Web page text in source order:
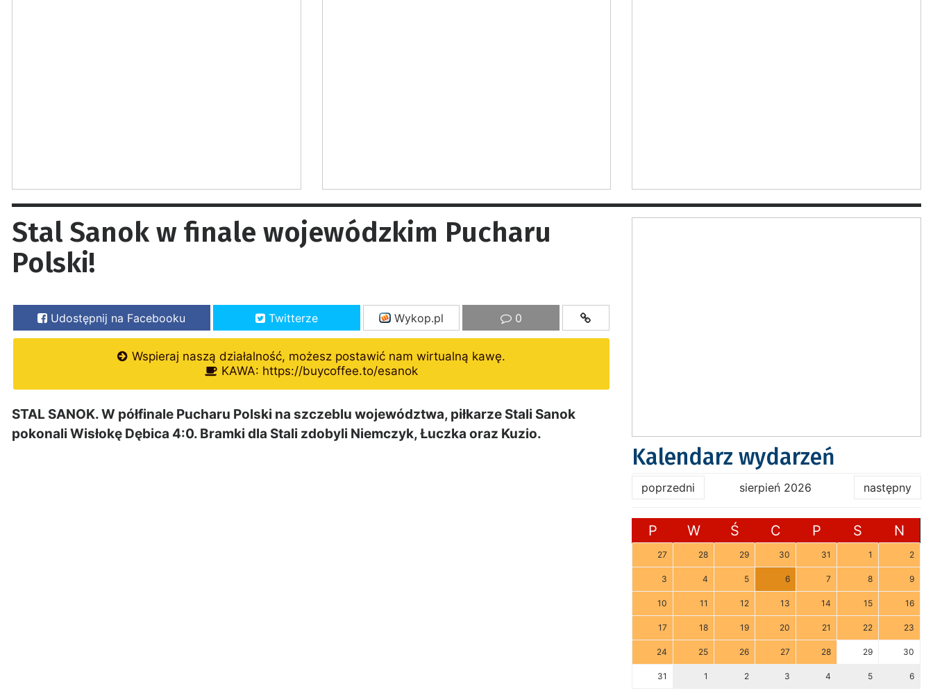
Stal Sanok w finale wojewódzkim Pucharu
Polski!
Udostępnij na Facebooku Twitterze Wykop.pl 0
Wspieraj naszą działalność, możesz postawić nam wirtualną kawę.
KAWA: https://buycoffee.to/esanok
STAL SANOK. W półfinale Pucharu Polski na szczeblu województwa, piłkarze Stali Sanok
pokonali Wisłokę Dębica 4:0. Bramki dla Stali zdobyli Niemczyk, Łuczka oraz Kuzio.
Kalendarz wydarzeń
poprzedni sierpień 2026 następny
P W Ś C P S N
27 28 29 30 31 1 2
3 4 5 6 7 8 9
10 11 12 13 14 15 16
17 18 19 20 21 22 23
24 25 26 27 28 29 30
31 1 2 3 4 5 6